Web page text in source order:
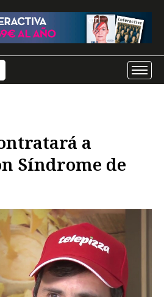
a
Síndrome de